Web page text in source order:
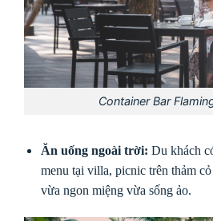
Container Bar
Ăn uống ngoài trời: Du khách
menu tại villa, picnic trên thảm
vừa ngon miệng vừa sống ảo.